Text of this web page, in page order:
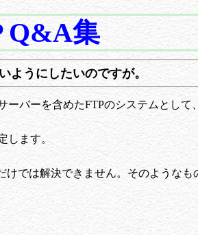
Q&A集
ようにしたいのですが。
バーを含めたFTPのシステムとして
します。
では解決できません。そのような